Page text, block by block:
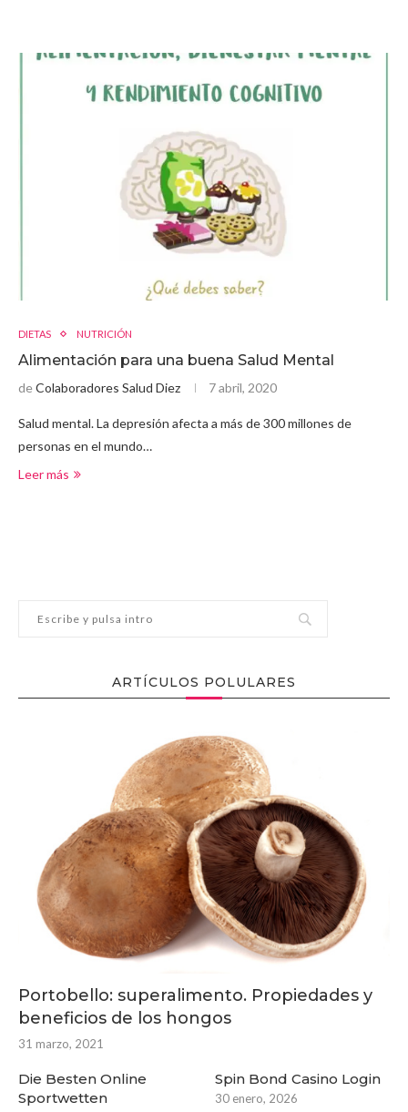
DIETAS NUTRICIÓN
Alimentación para una buena Salud Mental
deColaboradores Salud Diez 7 abril, 2020
Salud mental. La depresión afecta a más de 300 millones de
personas en el mundo…
Leer más
ARTÍCULOS POLULARES
Portobello: superalimento. Propiedades y
beneficios de los hongos
31 marzo, 2021
Die Besten Online
Sportwetten
Spin Bond Casino Login
30 enero, 2026